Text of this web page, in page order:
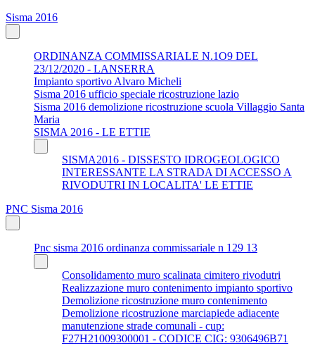
Sisma 2016
ORDINANZA COMMISSARIALE N.1O9 DEL
23/12/2020 - LANSERRA
Impianto sportivo Alvaro Micheli
Sisma 2016 ufficio speciale ricostruzione lazio
Sisma 2016 demolizione ricostruzione scuola Villaggio Santa
Maria
SISMA 2016 - LE ETTIE
SISMA2016 - DISSESTO IDROGEOLOGICO
INTERESSANTE LA STRADA DI ACCESSO A
RIVODUTRI IN LOCALITA' LE ETTIE
PNC Sisma 2016
Pnc sisma 2016 ordinanza commissariale n 129 13
Consolidamento muro scalinata cimitero rivodutri
Realizzazione muro contenimento impianto sportivo
Demolizione ricostruzione muro contenimento
Demolizione ricostruzione marciapiede adiacente
manutenzione strade comunali - cup:
F27H21009300001 - CODICE CIG: 9306496B71